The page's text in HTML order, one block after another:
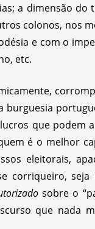
a dimensão
colonos, nos
e com o
etc.
burguesia
que
é o melhor
eleitorais,
corriqueiro,
sobre o
que nada